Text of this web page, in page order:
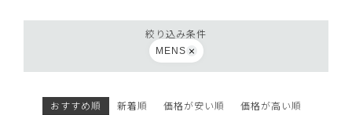
絞り込み条件
MENS
おすすめ順 新着順 価格が安い順 価格が高い順